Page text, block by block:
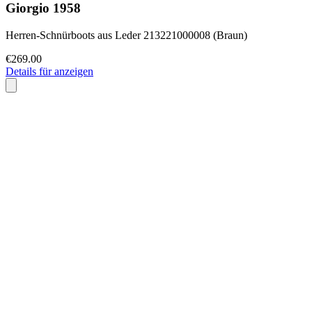
Giorgio 1958
Herren-Schnürboots aus Leder 213221000008 (Braun)
€269.00
Details für anzeigen